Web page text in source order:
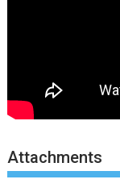
Attachments